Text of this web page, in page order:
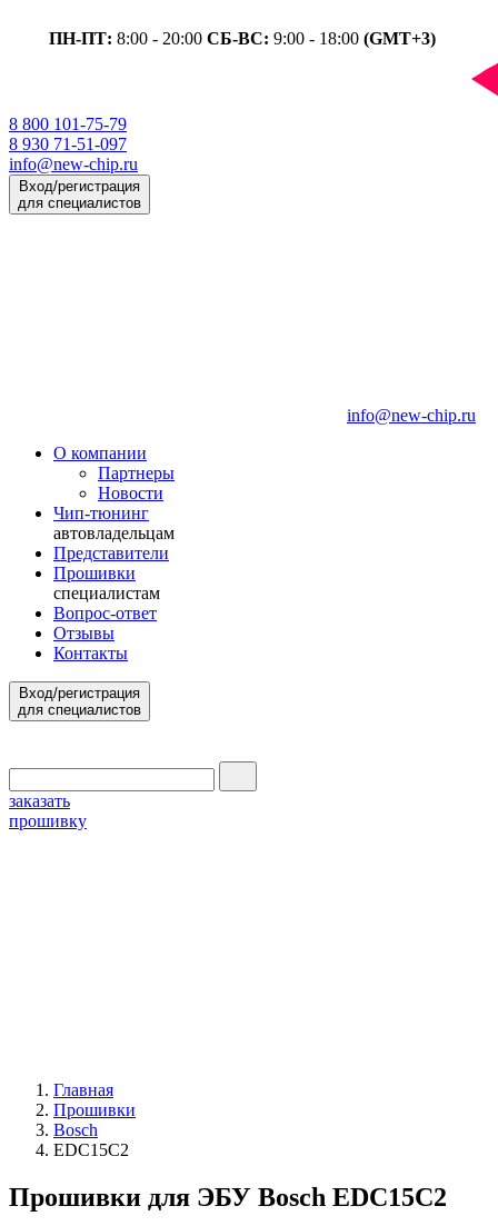
ПН-ПТ: 8:00 - 20:00 СБ-ВС: 9:00 - 18:00 (GMT+3)
8 800 101-75-79
8 930 71-51-097
info@new-chip.ru
Вход/регистрация
для специалистов
info@new-chip.ru
О компании
Партнеры
Новости
Чип-тюнинг
автовладельцам
Представители
Прошивки
специалистам
Вопрос-ответ
Отзывы
Контакты
Вход/регистрация
для специалистов
заказать
прошивку
Главная
Прошивки
Bosch
EDC15C2
Прошивки для ЭБУ Bosch EDC15C2